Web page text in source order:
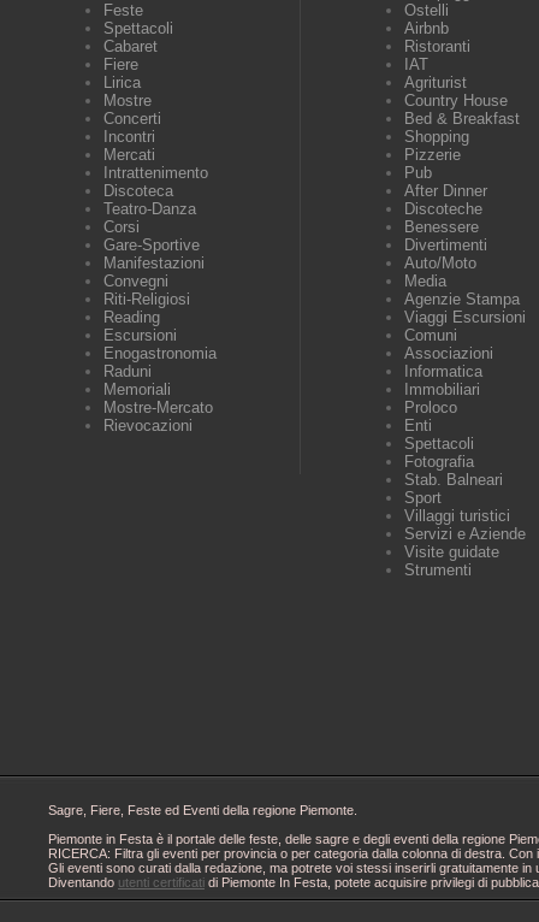
Feste
Spettacoli
Cabaret
Fiere
Lirica
Mostre
Concerti
Incontri
Mercati
Intrattenimento
Discoteca
Teatro-Danza
Corsi
Gare-Sportive
Manifestazioni
Convegni
Riti-Religiosi
Reading
Escursioni
Enogastronomia
Raduni
Memoriali
Mostre-Mercato
Rievocazioni
Ostelli
Airbnb
Ristoranti
IAT
Agriturist
Country House
Bed & Breakfast
Shopping
Pizzerie
Pub
After Dinner
Discoteche
Benessere
Divertimenti
Auto/Moto
Media
Agenzie Stampa
Viaggi Escursioni
Comuni
Associazioni
Informatica
Immobiliari
Proloco
Enti
Spettacoli
Fotografia
Stab. Balneari
Sport
Villaggi turistici
Servizi e Aziende
Visite guidate
Strumenti
Sagre, Fiere, Feste ed Eventi della regione Piemonte.
Piemonte in Festa è il portale delle feste, delle sagre e degli eventi della regione
RICERCA: Filtra gli eventi per provincia o per categoria dalla colonna di destra.
Gli eventi sono curati dalla redazione, ma potrete voi stessi inserirli gratuitamente
Diventando utenti certificati di Piemonte In Festa, potete acquisire privilegi di